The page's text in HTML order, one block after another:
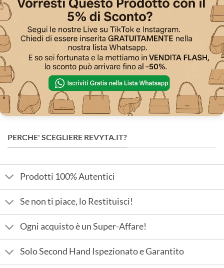
PERCHE' SCEGLIERE REVYTA.IT?
Prodotti 100% Autentici
Se non ti piace, lo Restituisci!
Ogni acquisto è un Super-Affare!
Solo Second Hand Ispezionato e Garantito